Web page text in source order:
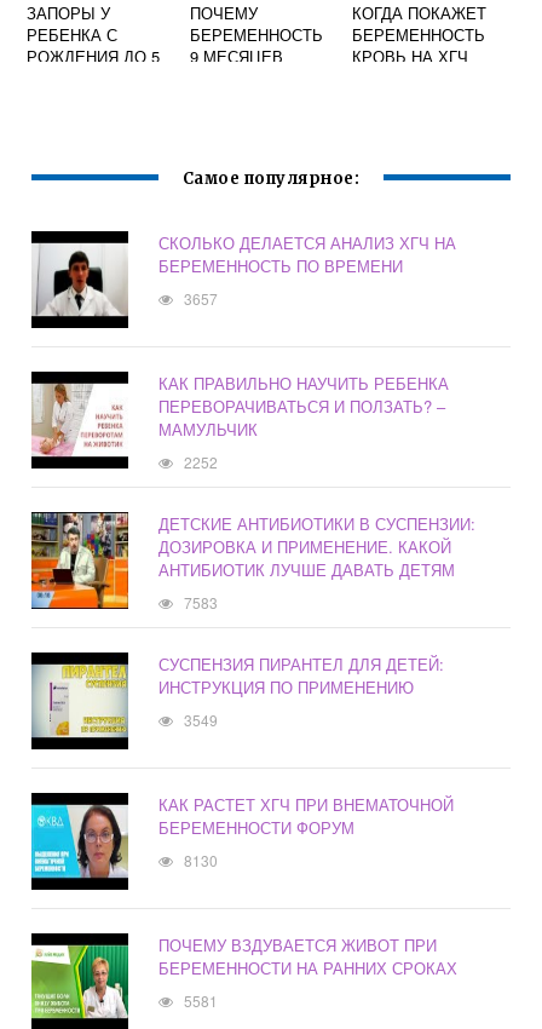
ЗАПОРЫ У
РЕБЕНКА С
РОЖДЕНИЯ ДО 5
ПОЧЕМУ
БЕРЕМЕННОСТЬ
9 МЕСЯЦЕВ
КОГДА ПОКАЖЕТ
БЕРЕМЕННОСТЬ
КРОВЬ НА ХГЧ
Самое популярное:
СКОЛЬКО ДЕЛАЕТСЯ АНАЛИЗ ХГЧ НА
БЕРЕМЕННОСТЬ ПО ВРЕМЕНИ
3657
КАК ПРАВИЛЬНО НАУЧИТЬ РЕБЕНКА
ПЕРЕВОРАЧИВАТЬСЯ И ПОЛЗАТЬ? –
МАМУЛЬЧИК
2252
ДЕТСКИЕ АНТИБИОТИКИ В СУСПЕНЗИИ:
ДОЗИРОВКА И ПРИМЕНЕНИЕ. КАКОЙ
АНТИБИОТИК ЛУЧШЕ ДАВАТЬ ДЕТЯМ
7583
СУСПЕНЗИЯ ПИРАНТЕЛ ДЛЯ ДЕТЕЙ:
ИНСТРУКЦИЯ ПО ПРИМЕНЕНИЮ
3549
КАК РАСТЕТ ХГЧ ПРИ ВНЕМАТОЧНОЙ
БЕРЕМЕННОСТИ ФОРУМ
8130
ПОЧЕМУ ВЗДУВАЕТСЯ ЖИВОТ ПРИ
БЕРЕМЕННОСТИ НА РАННИХ СРОКАХ
5581